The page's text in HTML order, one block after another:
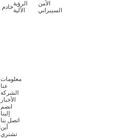
خادمالرؤية
الآلية
الأمن
السيبراني
معلومات
عنا
الشركة
الأخبار
انضم
إلينا
اتصل بنا
أين
تشتري